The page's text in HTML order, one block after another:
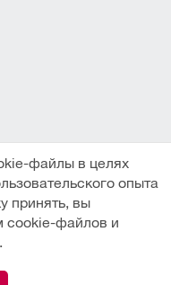
файлы в целях
опыта
принять, вы
cookie-файлов и